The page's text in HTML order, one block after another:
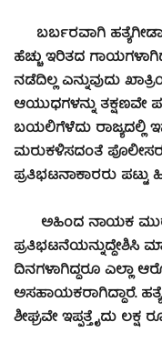
ಬರ್ಬರವಾಗಿ
ಹೆಚ್ಚು ಇರಿತದ
ನಡೆದಿಲ್ಲ ಎನ್ನುವುದು
ಆಯುಧಗಳನ್ನು ತಕ್ಷಣವೇ
ಬಯಲಿಗೆಳೆದು ರಾಜ್ಯದಲ್ಲಿ
ಮರುಕಳಿಸದಂತೆ
ಪ್ರತಿಭಟನಾಕಾರರು ಪಟ್ಟು
ಅಹಿಂದ ನಾಯಕ
ಪ್ರತಿಭಟನೆಯನ್ನುದ್ದೇಶಿಸಿ
ದಿನಗಳಾಗಿದ್ದರೂ ಎಲ್ಲಾ
ಅಸಹಾಯಕರಾಗಿದ್ದಾರೆ.
ಶೀಘ್ರವೇ ಇಪ್ಪತ್ತೈದು